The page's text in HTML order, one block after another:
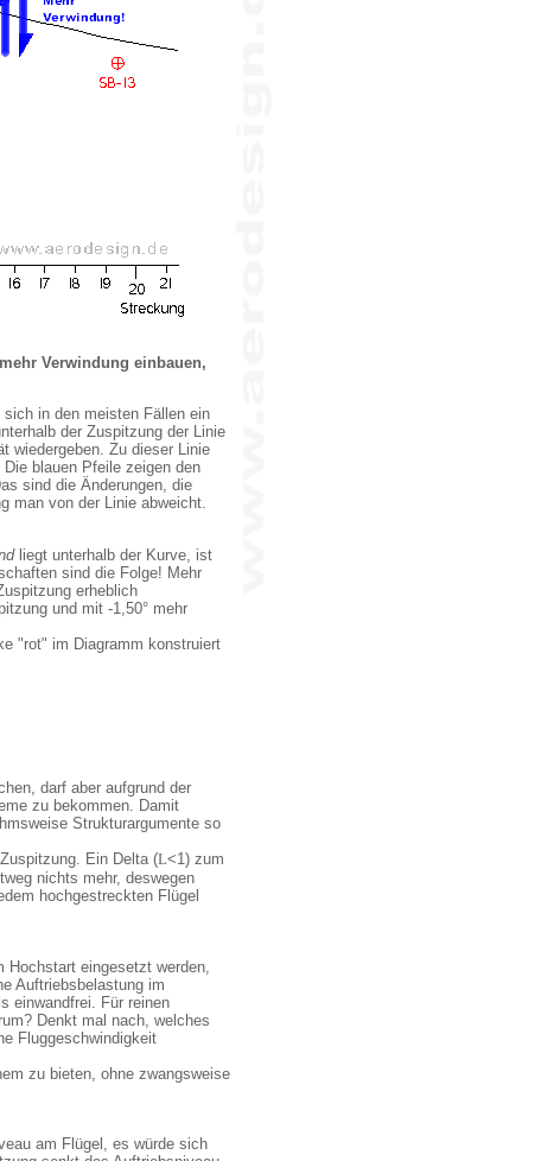
Verwindung einbauen,
sich in den meisten Fällen ein
der Zuspitzung der Linie
wiedergeben. Zu dieser Linie
blauen Pfeile zeigen den
sind die Änderungen, die
man von der Linie abweicht.
liegt unterhalb der Kurve, ist
sind die Folge! Mehr
erheblich
und mit -1,50° mehr
"rot" im Diagramm konstruiert
darf aber aufgrund der
zu bekommen. Damit
Strukturargumente so
Ein Delta (L<1) zum
nichts mehr, deswegen
hochgestreckten Flügel
eingesetzt werden,
Auftriebsbelastung im
einwandfrei. Für reinen
Denkt mal nach, welches
Fluggeschwindigkeit
zu bieten, ohne zwangsweise
am Flügel, es würde sich